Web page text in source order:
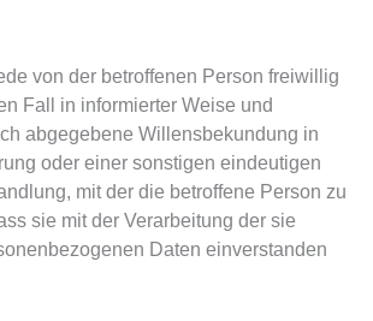
von der betroffenen Person freiwillig
Fall in informierter Weise und
abgegebene Willensbekundung in
oder einer sonstigen eindeutigen
mit der die betroffene Person zu
sie mit der Verarbeitung der sie
Daten einverstanden